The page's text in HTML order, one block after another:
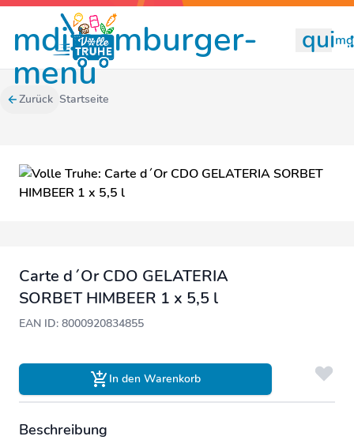
mdi:hamburger-
menu
Zurück Startseite
Carte d´Or CDO GELATERIA
SORBET HIMBEER 1 x 5,5 l
EAN ID: 8000920834855
In den Warenkorb
Beschreibung